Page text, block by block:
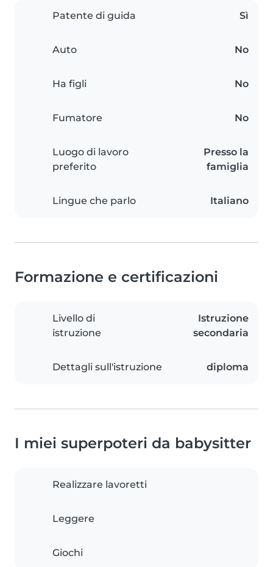
Patente di guida Sì
Auto No
Ha figli No
Fumatore No
Luogo di lavoro
preferito
Presso la
famiglia
Lingue che parlo Italiano
Formazione e certificazioni
Livello di
istruzione
Istruzione
secondaria
Dettagli sull'istruzione diploma
I miei superpoteri da babysitter
Realizzare lavoretti
Leggere
Giochi